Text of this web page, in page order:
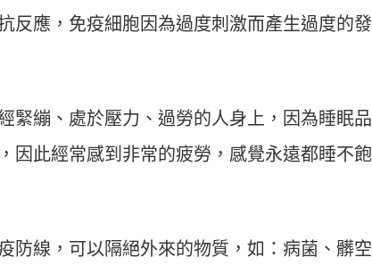
反應，免疫細胞因為過度刺激而產生過度的發
緊繃、處於壓力、過勞的人身上，因為睡眠
因此經常感到非常的疲勞，感覺永遠都睡不飽
防線，可以隔絕外來的物質，如：病菌、髒